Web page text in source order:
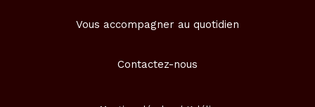
Vous accompagner au quotidien
Contactez-nous